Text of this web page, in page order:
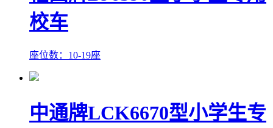
校车
座位数：10-19座
中通牌LCK6670型小学生专